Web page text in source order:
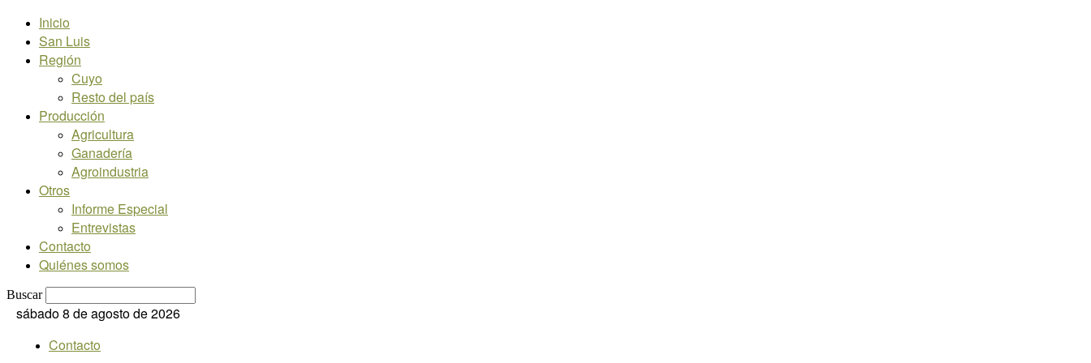
Inicio
San Luis
Región
Cuyo
Resto del país
Producción
Agricultura
Ganadería
Agroindustria
Otros
Informe Especial
Entrevistas
Contacto
Quiénes somos
Buscar
sábado 8 de agosto de 2026
Contacto